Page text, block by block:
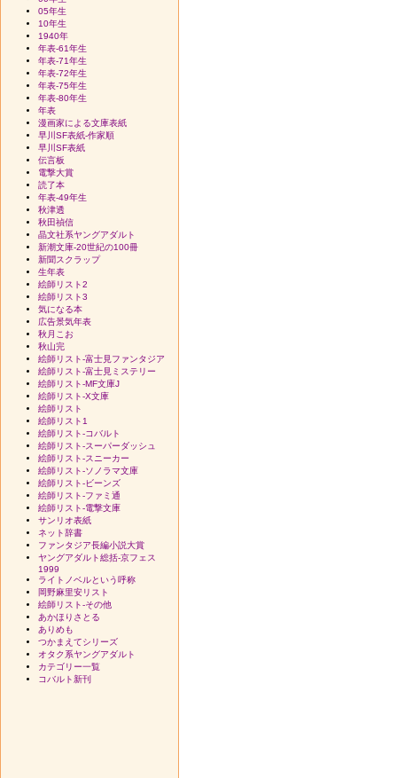
05年生
10年生
1940年
年表-61年生
年表-71年生
年表-72年生
年表-75年生
年表-80年生
年表
漫画家による文庫表紙
早川SF表紙-作家順
早川SF表紙
伝言板
電撃大賞
読了本
年表-49年生
秋津透
秋田禎信
晶文社系ヤングアダルト
新潮文庫-20世紀の100冊
新聞スクラップ
生年表
絵師リスト2
絵師リスト3
気になる本
広告景気年表
秋月こお
秋山完
絵師リスト-富士見ファンタジア
絵師リスト-富士見ミステリー
絵師リスト-MF文庫J
絵師リスト-X文庫
絵師リスト
絵師リスト1
絵師リスト-コバルト
絵師リスト-スーパーダッシュ
絵師リスト-スニーカー
絵師リスト-ソノラマ文庫
絵師リスト-ビーンズ
絵師リスト-ファミ通
絵師リスト-電撃文庫
サンリオ表紙
ネット辞書
ファンタジア長編小説大賞
ヤングアダルト総括-京フェス
1999
ライトノベルという呼称
岡野麻里安リスト
絵師リスト-その他
あかほりさとる
ありめも
つかまえてシリーズ
オタク系ヤングアダルト
カテゴリー一覧
コバルト新刊